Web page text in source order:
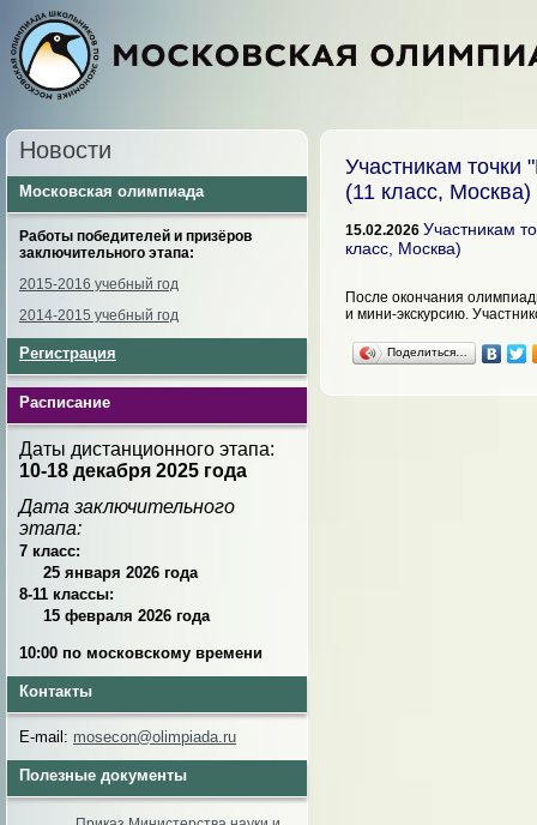
Новости
Московская олимпиада
Работы победителей и призёров
заключительного этапа:
2015-2016 учебный год
2014-2015 учебный год
Регистрация
Расписание
Даты дистанционного этапа:
10-18 декабря 2025 года
Дата заключительного
этапа:
7 класс:
25 января 2026 года
8-11 классы:
15 февраля 2026 года
10:00 по московскому времени
Контакты
E-mail: mosecon@olimpiada.ru
Полезные документы
Участникам точки
(11 класс, Москва)
15.02.2026 Участникам
класс, Москва)
После окончания
и мини-экскурсию.
Поделиться…